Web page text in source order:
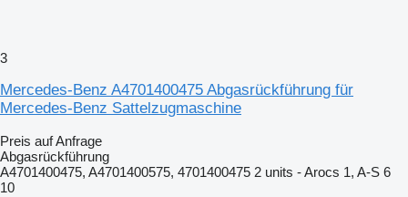
3
Mercedes-Benz A4701400475 Abgasrückführung für
Mercedes-Benz Sattelzugmaschine
Preis auf Anfrage
Abgasrückführung
A4701400475, A4701400575, 4701400475 2 units - Arocs 1, A-S 6
10